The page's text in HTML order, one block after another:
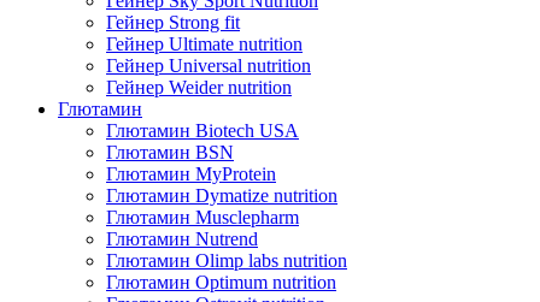
Гейнер Strong fit
Гейнер Ultimate nutrition
Гейнер Universal nutrition
Гейнер Weider nutrition
Глютамин
Глютамин Biotech USA
Глютамин BSN
Глютамин MyProtein
Глютамин Dymatize nutrition
Глютамин Musclepharm
Глютамин Nutrend
Глютамин Olimp labs nutrition
Глютамин Optimum nutrition